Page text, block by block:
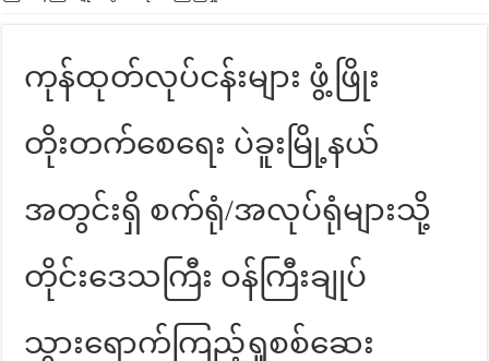
ကုန်ထုတ်လုပ်ငန်းများ ဖွံ့ဖြိုး
တိုးတက်စေရေး ပဲခူးမြို့နယ်
အတွင်းရှိ စက်ရုံ/အလုပ်ရုံများသို့
တိုင်းဒေသကြီး ဝန်ကြီးချုပ်
သွားရောက်ကြည့်ရှုစစ်ဆေး